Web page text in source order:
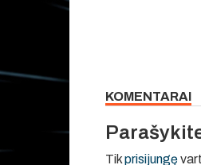
KOMENTARAI
Tikprisijungę